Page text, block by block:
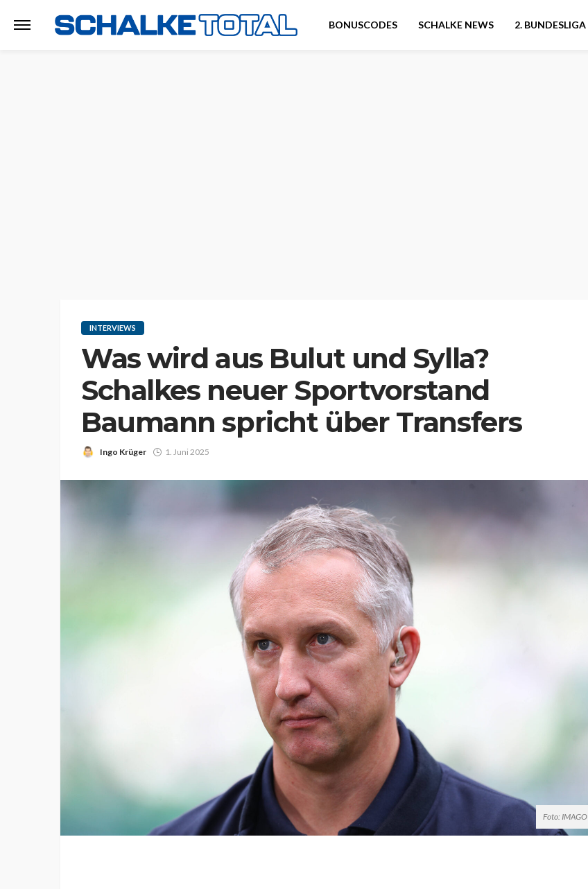
BONUSCODES SCHALKE NEWS 2. BUNDESLIGA
INTERVIEWS
Was wird aus Bulut und Sylla?
Schalkes neuer Sportvorstand
Baumann spricht über Transfers
Ingo Krüger 1. Juni 2025
Foto: IMAGO